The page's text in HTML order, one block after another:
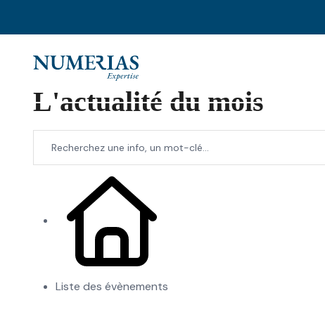
L'actualité du mois
Liste des évènements